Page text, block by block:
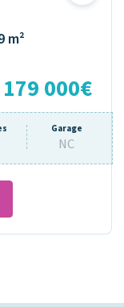
m²
179 000€
Garage
NC